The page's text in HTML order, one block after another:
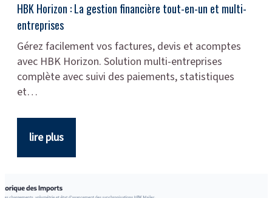
HBK Horizon : La gestion financière tout-en-un et multi-
entreprises
Gérez facilement vos factures, devis et acomptes
avec HBK Horizon. Solution multi-entreprises
complète avec suivi des paiements, statistiques
et…
lire plus